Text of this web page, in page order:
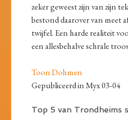
zeker geweest zijn van zijn
bestond daarover van meet
twijfel. Een harde realiteit
een allesbehalve schrale
Toon Dohmen
Gepubliceerd in Myx 03-04
Top 5 van Trondheims